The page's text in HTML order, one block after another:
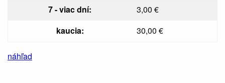
7 - viac dní:
3,00 €
kaucia:
30,00 €
náhľad